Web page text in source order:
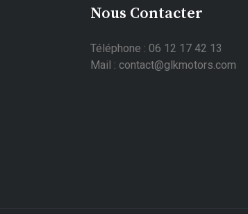
Nous Contacter
Téléphone : 06 12 17 42 13
Mail : contact@glkmotors.com